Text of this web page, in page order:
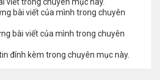
bài viết của mình trong chuyên
bài viết của mình trong chuyên
đính kèm trong chuyên mục này.